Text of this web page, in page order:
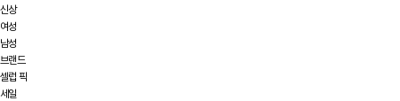
신상
여성
남성
브랜드
셀럽 픽
세일